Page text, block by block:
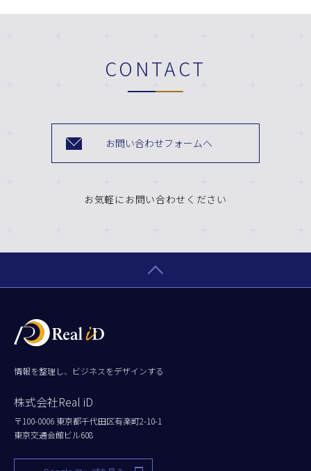
CONTACT
お問い合わせフォームへ
お気軽にお問い合わせください
情報を整理し、ビジネスをデザインする
株式会社Real iD
〒100-0006 東京都千代田区有楽町2-10-1
東京交通会館ビル608